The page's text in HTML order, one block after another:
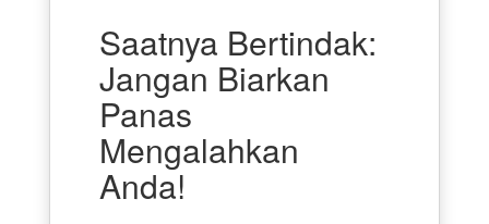
Saatnya Bertindak:
Jangan Biarkan
Panas
Mengalahkan
Anda!